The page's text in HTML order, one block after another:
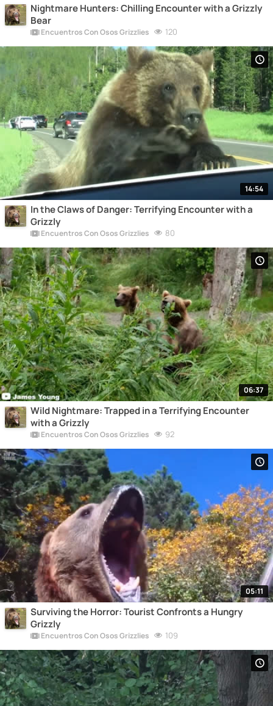
Nightmare Hunters: Chilling Encounter with a Grizzly
Bear
Encuentros Con Osos Grizzlies 120
14:54
In the Claws of Danger: Terrifying Encounter with a
Grizzly
Encuentros Con Osos Grizzlies 80
06:37
Wild Nightmare: Trapped in a Terrifying Encounter
with a Grizzly
Encuentros Con Osos Grizzlies 92
05:11
Surviving the Horror: Tourist Confronts a Hungry
Grizzly
Encuentros Con Osos Grizzlies 109